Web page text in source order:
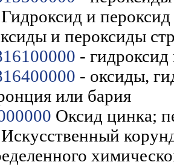
Гидроксид и
и пероксиды
-
- оксиды,
или бария
Оксид цинка;
Искусственный